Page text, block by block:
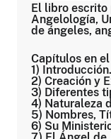
El libro escrito
Angelología,
de ángeles,
Capítulos en
1) Introducción.
2) Creación y
3) Diferentes
4) Naturaleza
5) Nombres,
6) Su